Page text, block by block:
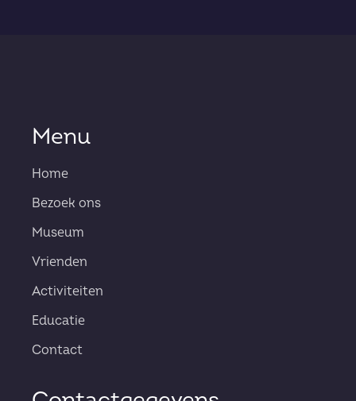
Menu
Home
Bezoek ons
Museum
Vrienden
Activiteiten
Educatie
Contact